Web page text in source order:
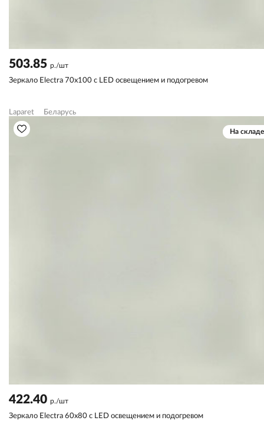
503.85 р./шт
Зеркало Electra 70х100 с LED освещением и подогревом
Laparet Беларусь
На складе
422.40 р./шт
Зеркало Electra 60х80 с LED освещением и подогревом